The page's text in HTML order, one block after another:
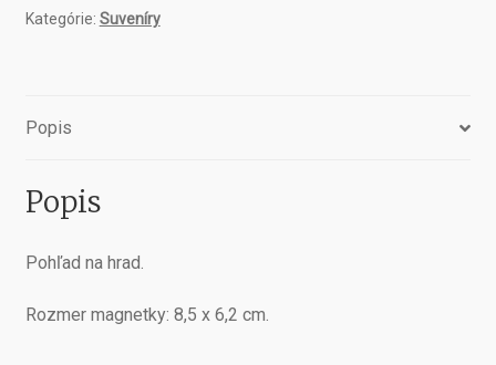
Kategórie: Suveníry
Popis
Popis
Pohľad na hrad.
Rozmer magnetky: 8,5 x 6,2 cm.